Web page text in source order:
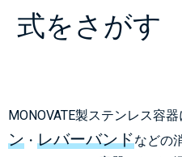
式をさがす
MONOVATE製ステンレス容
ン ・ レバーバンドなどの